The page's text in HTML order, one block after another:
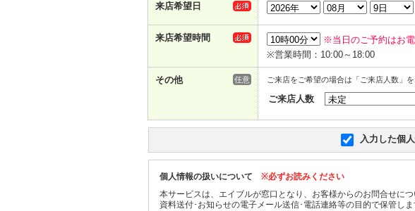
来店希望日
来店希望時間
※当日のご予約はお電
※営業時間：10:00～18:00
その他 任意 ご来店をご希望の場合は「ご来店人数」を
ご来店人数
入力した個
個人情報の扱いについて
※必ずお読みください
本サービスは、エイブルが窓口となり、お客様からのお問合せに
資料送付･お知らせの電子メール送信･電話連絡等の目的で保管し